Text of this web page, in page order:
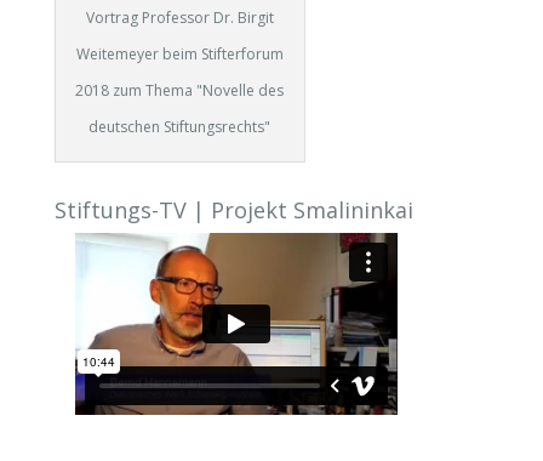
Vortrag Professor Dr. Birgit
Weitemeyer beim Stifterforum
2018 zum Thema "Novelle des
deutschen Stiftungsrechts"
Stiftungs-TV | Projekt Smalininkai